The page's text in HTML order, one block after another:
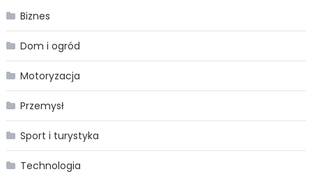
Biznes
Dom i ogród
Motoryzacja
Przemysł
Sport i turystyka
Technologia